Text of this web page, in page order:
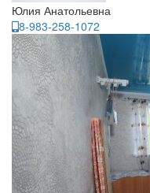
Юлия Анатольевна
8-983-258-1072